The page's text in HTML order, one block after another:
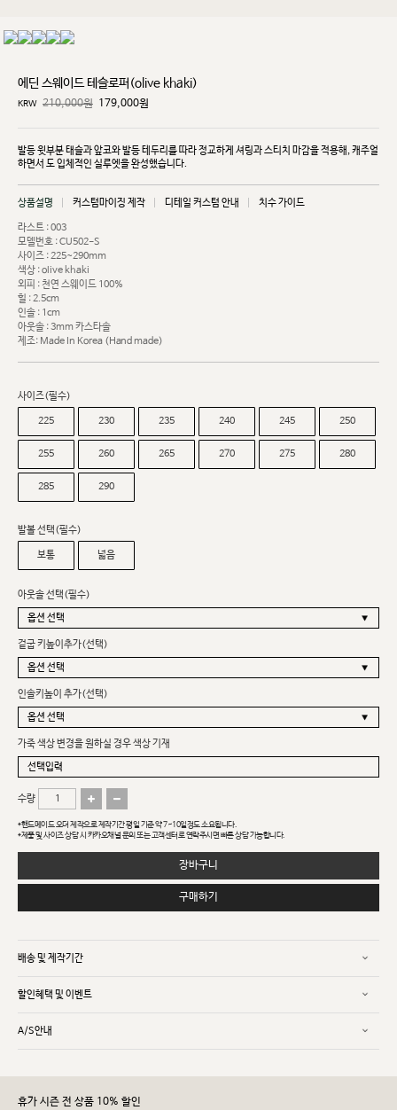
에딘 스웨이드 테슬로퍼(olive khaki)
KRW 210,000원 179,000원
발등 윗부분 태슬과 앞코와 발등 테두리를 따라 정교하게 셔링과 스티치 마감을 적용해, 캐주얼
하면서 도 입체적인 실루엣을 완성했습니다.
상품설명 커스텀마이징 제작 디테일 커스텀 안내 치수 가이드
라스트 : 003
모델번호 : CU502-S
사이즈 : 225~290mm
색상 : olive khaki
외피 : 천연 스웨이드 100%
힐 : 2.5cm
인솔 : 1cm
아웃솔 : 3mm 카스타솔
제조: Made In Korea (Hand made)
사이즈(필수)
225 230 235 240 245 250
255 260 265 270 275 280
285 290
발볼 선택(필수)
보통 넓음
아웃솔 선택(필수)
겉굽 키높이추가(선택)
인솔키높이 추가(선택)
가죽 색상 변경을 원하실 경우 색상 기재
수량
*핸드메이드 오더 제작으로 제작기간 평일 기준 약 7~10일정도 소요됩니다.
*제품 및 사이즈 상담 시 카카오채널 문의 또는 고객센터로 연락주시면 빠른 상담 가능합니다.
장바구니
구매하기
배송 및 제작기간
할인혜택 및 이벤트
A/S안내
휴가 시즌 전 상품 10% 할인